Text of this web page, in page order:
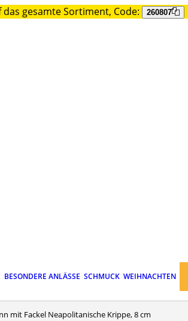
das gesamte Sortiment, Code: 260807
BESONDERE ANLÄSSE SCHMUCK WEIHNACHTEN
mit Fackel Neapolitanische Krippe, 8 cm